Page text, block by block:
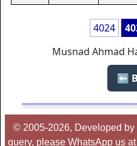
4024
Musnad Ahmad
© 2005-2026, Developed
query, please WhatsApp us